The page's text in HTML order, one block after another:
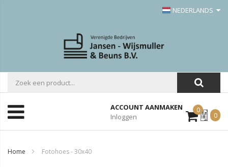
NEDERLANDS
ACCOUNT AANMAKEN
Inloggen
0Mijn
Offerte
0
Home Fotohoes - 30x40